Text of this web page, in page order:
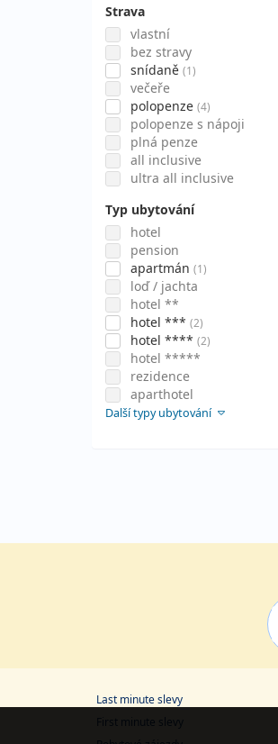
Strava
vlastní
bez stravy
snídaně (1)
večeře
polopenze (4)
polopenze s nápoji
plná penze
all inclusive
ultra all inclusive
Typ ubytování
hotel
pension
apartmán (1)
loď / jachta
hotel **
hotel *** (2)
hotel **** (2)
hotel *****
rezidence
aparthotel
Další typy ubytování
Last minute slevy
First minute slevy